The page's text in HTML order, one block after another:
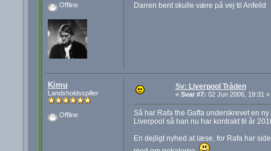
Offline Darren bent skulle være på vej til Anfeild
Kimu
Landsholdsspiller
Offline
Sv: Liverpool Tråden
« Svar #7: 02 Jun 2006, 19:31 »
Så har Rafa the Gaffa underskrevet en
Liverpool så han nu har kontrakt til år
En dejligt nyhed at læse, for Rafa har